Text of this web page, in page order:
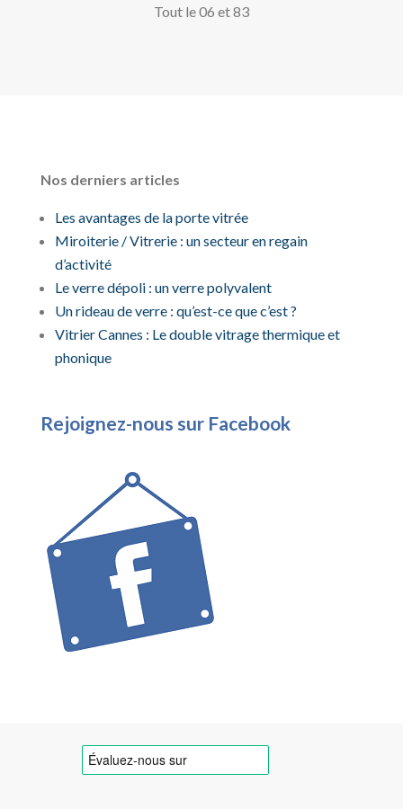
Tout le 06 et 83
Nos derniers articles
Les avantages de la porte vitrée
Miroiterie / Vitrerie : un secteur en regain
d’activité
Le verre dépoli : un verre polyvalent
Un rideau de verre : qu’est-ce que c’est ?
Vitrier Cannes : Le double vitrage thermique et
phonique
Rejoignez-nous sur Facebook